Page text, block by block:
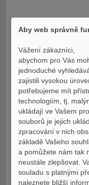
Základní informace
Vlastnosti
Technické údaje
Ke stažení
Porovnání
Aby web správně
Vážení zákazníci,
abychom pro Vás
jednoduché
zajistili vysokou
potřebujeme mít
technologiím, tj.
ukládají ve Vašem
souborů je jejich
zpracování v nich
základě Vašeho
a pomůžete nám tak
neustále zlepšovat.
souladu s platnými
naleznete bližší